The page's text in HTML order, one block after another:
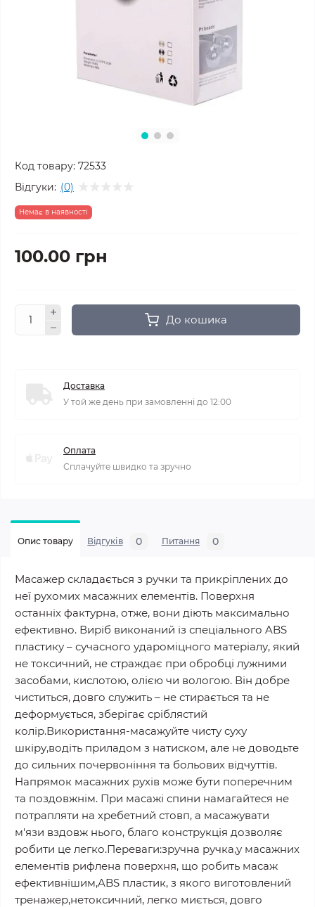
Код товару: 72533
Відгуки: (0)
Немає в наявності
100.00 грн
До кошика
Доставка
У той же день при замовленні до 12:00
Оплата
Сплачуйте швидко та зручно
Опис товару Відгуків 0 Питання 0
Масажер складається з ручки та прикріплених до
неї рухомих масажних елементів. Поверхня
останніх фактурна, отже, вони діють максимально
ефективно. Виріб виконаний із спеціального ABS
пластику – сучасного удароміцного матеріалу, який
не токсичний, не страждає при обробці лужними
засобами, кислотою, олією чи вологою. Він добре
чиститься, довго служить – не стирається та не
деформується, зберігає сріблястий
колір.Використання-масажуйте чисту суху
шкіру,водіть приладом з натиском, але не доводьте
до сильних почервоніння та больових відчуттів.
Напрямок масажних рухів може бути поперечним
та поздовжнім. При масажі спини намагайтеся не
потрапляти на хребетний стовп, а масажувати
м'язи вздовж нього, благо конструкція дозволяє
робити це легко.Переваги:зручна ручка,у масажних
елементів рифлена поверхня, що робить масаж
ефективнішим,ABS пластик, з якого виготовлений
тренажер,нетоксичний, легко миється, довго